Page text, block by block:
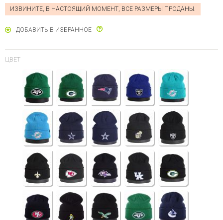
ИЗВИНИТЕ, В НАСТОЯЩИЙ МОМЕНТ, ВСЕ РАЗМЕРЫ ПРОДАНЫ.
ДОБАВИТЬ В ИЗБРАННОЕ
ЦВЕТ